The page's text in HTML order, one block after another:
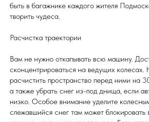
быть в багажнике каждого жителя
творить чудеса.
Расчистка траектории
Вам не нужно откапывать всю машину.
сконцентрироваться на ведущих
расчистить пространство перед ними на
а также убрать снег из-под днища, если
низко. Особое внимание уделите
слежавшийся снег там может